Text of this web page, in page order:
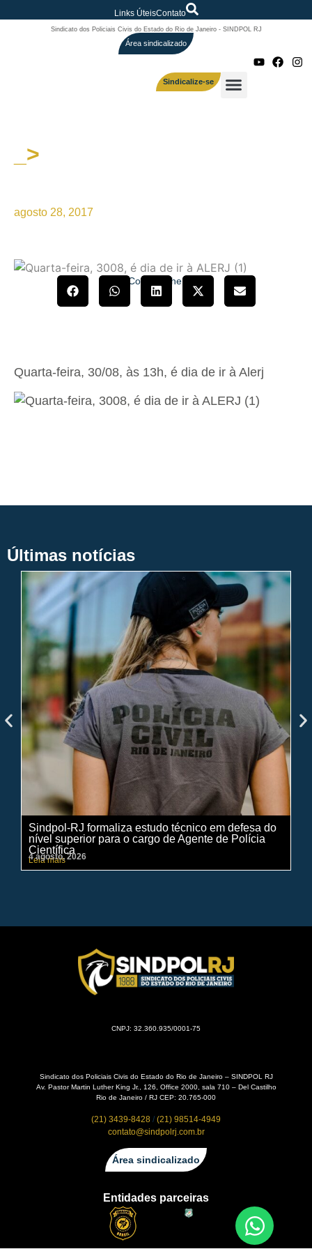
Links ÚteisContato
Sindicato dos Policiais Civis do Estado do Rio de Janeiro - SINDPOL RJ
Área sindicalizado
Sindicalize-se
_>
agosto 28, 2017
Compartilhe!
Quarta-feira, 30/08, às 13h, é dia de ir à Alerj
Últimas notícias
Sindpol-RJ formaliza estudo técnico em defesa do
nível superior para o cargo de Agente de Polícia
Científica
Leia mais
4 agosto, 2026
CNPJ: 32.360.935/0001-75
Sindicato dos Policiais Civis do Estado do Rio de Janeiro – SINDPOL RJ
Av. Pastor Martin Luther King Jr., 126, Office 2000, sala 710 – Del Castilho
Rio de Janeiro / RJ CEP: 20.765-000
(21) 3439-8428 / (21) 98514-4949
contato@sindpolrj.com.br
Área sindicalizado
Entidades parceiras